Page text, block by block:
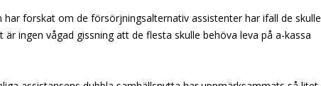
har forskat om de försörjningsalternativ assistenter har ifall de skulle
ingen vågad gissning att de flesta skulle behöva leva på a-kassa